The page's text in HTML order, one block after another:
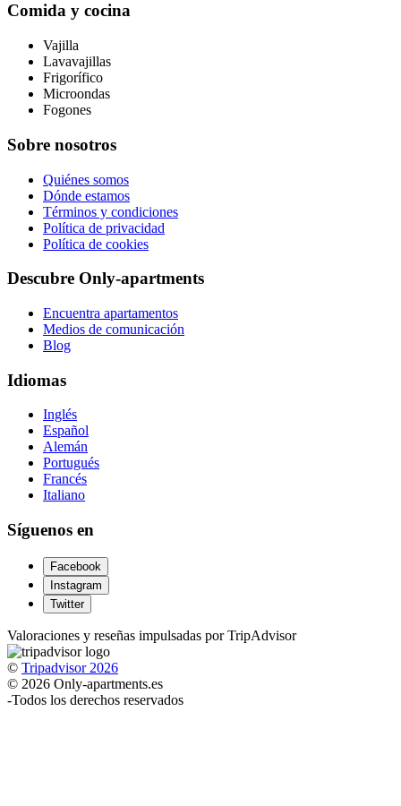
Comida y cocina
Vajilla
Lavavajillas
Frigorífico
Microondas
Fogones
Sobre nosotros
Quiénes somos
Dónde estamos
Términos y condiciones
Política de privacidad
Política de cookies
Descubre Only-apartments
Encuentra apartamentos
Medios de comunicación
Blog
Idiomas
Inglés
Español
Alemán
Portugués
Francés
Italiano
Síguenos en
Facebook
Instagram
Twitter
Valoraciones y reseñas impulsadas por TripAdvisor
© Tripadvisor 2026
© 2026 Only-apartments.es
-Todos los derechos reservados